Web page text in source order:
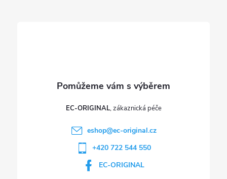
EC-ORIGINAL
eshop@ec-original.cz
+420 722 544 550
EC-ORIGINAL